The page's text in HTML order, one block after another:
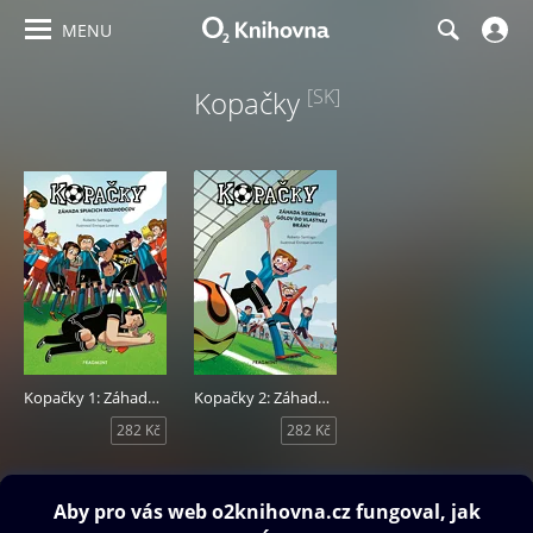
MENU
Kopačky [SK]
Kopačky 1: Záhada spiacich rozhodcov
282 Kč
Kopačky 2: Záhada siedmich gólov do vlastnej brány
282 Kč
Obsah ke stažení